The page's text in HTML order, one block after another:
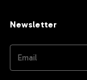
Newsletter